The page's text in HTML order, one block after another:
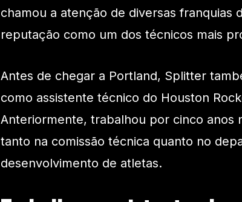
chamou a atenção de diversas franquias
reputação como um dos técnicos mais
Antes de chegar a Portland, Splitter
como assistente técnico do Houston
Anteriormente, trabalhou por cinco anos
tanto na comissão técnica quanto no
desenvolvimento de atletas.